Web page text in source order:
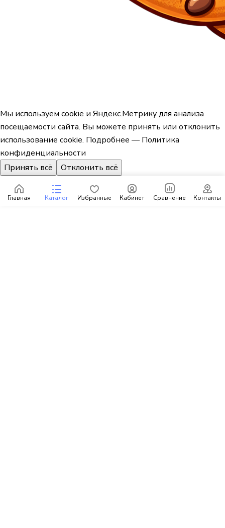
Главная Каталог Избранные Кабинет Сравнение Контакты
Мы используем cookie и Яндекс.Метрику для анализа
посещаемости сайта. Вы можете принять или отклонить
использование cookie. Подробнее — Политика
конфиденциальности
Принять всё
Отклонить всё